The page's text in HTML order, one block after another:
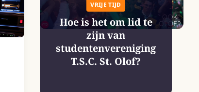
VRIJE TIJD
Hoe is het om lid te
zijn van
studentenvereniging
T.S.C. St. Olof?